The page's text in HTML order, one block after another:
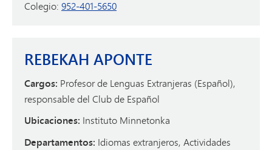
Colegio: 952-401-5650
REBEKAH APONTE
Cargos: Profesor de Lenguas Extranjeras (Español),
responsable del Club de Español
Ubicaciones: Instituto Minnetonka
Departamentos: Idiomas extranjeros, Actividades